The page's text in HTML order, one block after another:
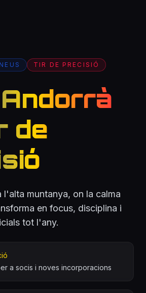
TIR DE PRECISIÓ
de
l'alta muntanya, on la calma
en focus, disciplina i
tot l'any.
a socis i noves incorporacions